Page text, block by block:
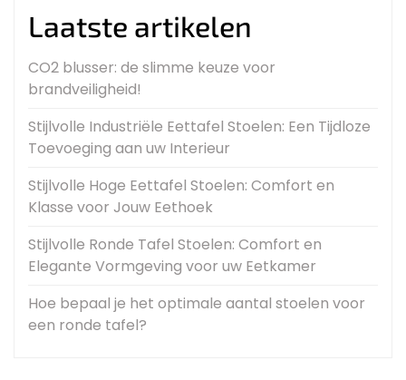
Laatste artikelen
CO2 blusser: de slimme keuze voor
brandveiligheid!
Stijlvolle Industriële Eettafel Stoelen: Een Tijdloze
Toevoeging aan uw Interieur
Stijlvolle Hoge Eettafel Stoelen: Comfort en
Klasse voor Jouw Eethoek
Stijlvolle Ronde Tafel Stoelen: Comfort en
Elegante Vormgeving voor uw Eetkamer
Hoe bepaal je het optimale aantal stoelen voor
een ronde tafel?